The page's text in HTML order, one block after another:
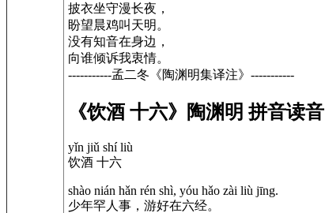
披衣坐守漫长夜，
盼望晨鸡叫天明。
没有知音在身边，
向谁倾诉我衷情。
-----------孟二冬《陶渊明集译注》-----------
《饮酒 十六》陶渊明 拼音读音
yǐn jiǔ shí liù
饮酒 十六
shào nián hǎn rén shì, yóu hǎo zài liù jīng.
少年罕人事，游好在六经。